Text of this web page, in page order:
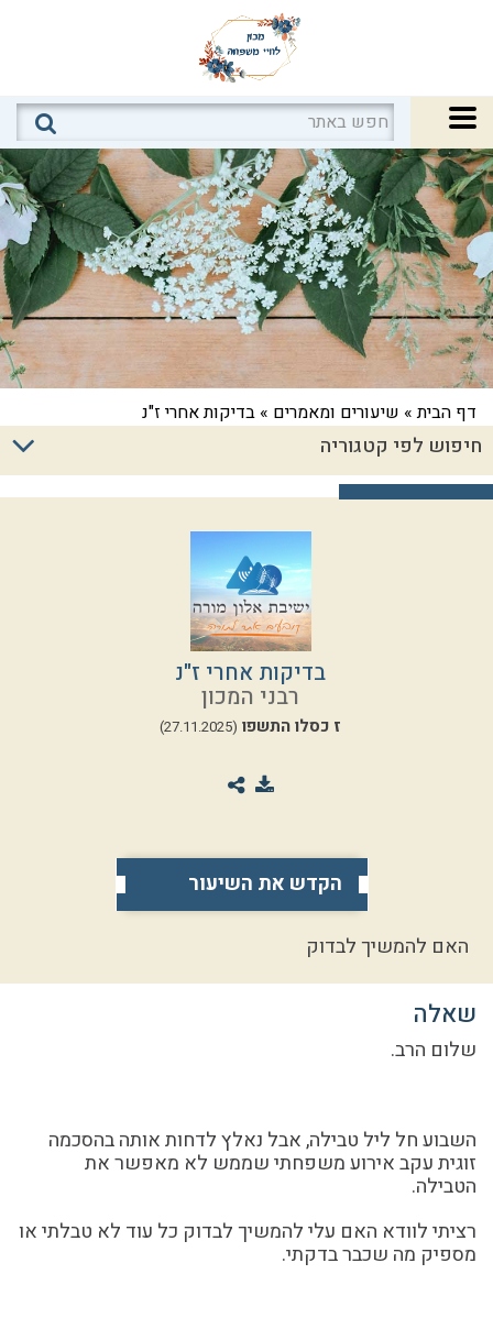
דף הבית» שיעורים ומאמרים » בדיקות אחרי ז"נ
חיפוש לפי קטגוריה
בדיקות אחרי ז"נ
רבני המכון
ז כסלו התשפו (27.11.2025)
הקדש את השיעור
האם להמשיך לבדוק
שאלה
שלום הרב.
השבוע חל ליל טבילה, אבל נאלץ לדחות אותה בהסכמה
זוגית עקב אירוע משפחתי שממש לא מאפשר את
הטבילה.
רציתי לוודא האם עלי להמשיך לבדוק כל עוד לא טבלתי או
מספיק מה שכבר בדקתי.